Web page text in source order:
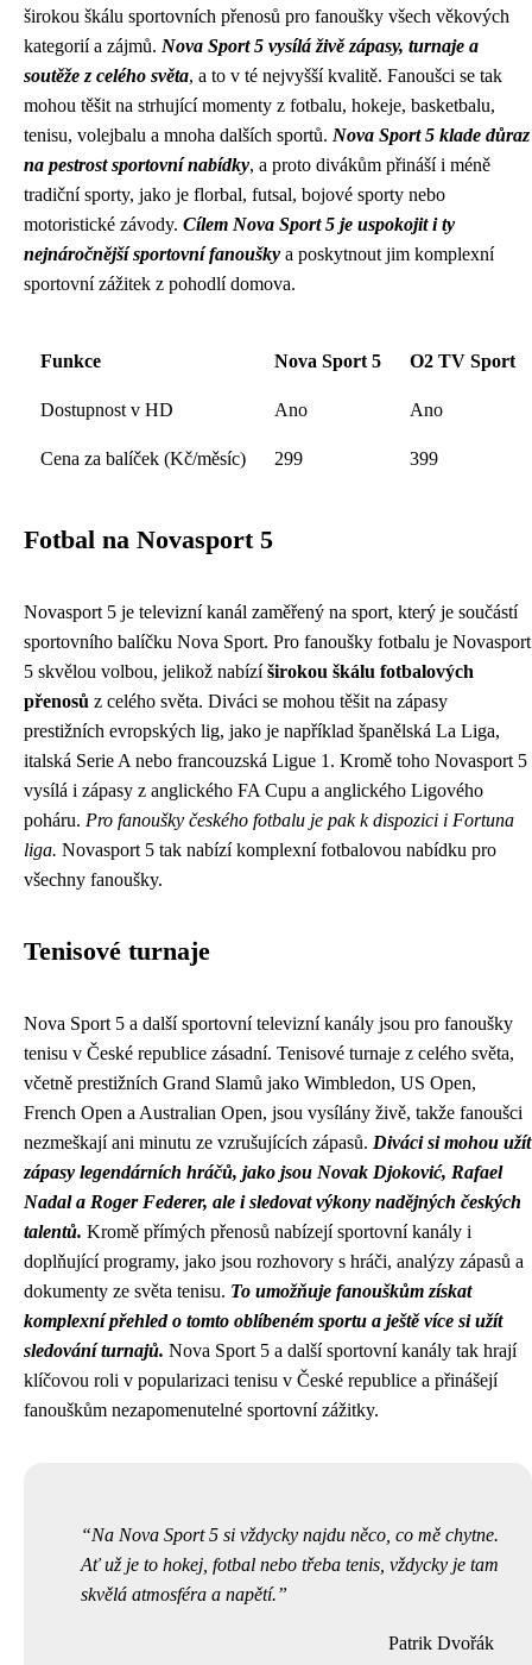
širokou škálu sportovních přenosů pro fanoušky všech věkových
kategorií a zájmů. Nova Sport 5 vysílá živě zápasy, turnaje a
soutěže z celého světa, a to v té nejvyšší kvalitě. Fanoušci se tak
mohou těšit na strhující momenty z fotbalu, hokeje, basketbalu,
tenisu, volejbalu a mnoha dalších sportů. Nova Sport 5 klade důraz
na pestrost sportovní nabídky, a proto divákům přináší i méně
tradiční sporty, jako je florbal, futsal, bojové sporty nebo
motoristické závody. Cílem Nova Sport 5 je uspokojit i ty
nejnáročnější sportovní fanoušky a poskytnout jim komplexní
sportovní zážitek z pohodlí domova.
Funkce Nova Sport 5 O2 TV Sport
Dostupnost v HD Ano Ano
Cena za balíček (Kč/měsíc) 299 399
Fotbal na Novasport 5
Novasport 5 je televizní kanál zaměřený na sport, který je součástí
sportovního balíčku Nova Sport. Pro fanoušky fotbalu je Novasport
5 skvělou volbou, jelikož nabízíširokou škálu fotbalových
přenosů z celého světa. Diváci se mohou těšit na zápasy
prestižních evropských lig, jako je například španělská La Liga,
italská Serie A nebo francouzská Ligue 1. Kromě toho Novasport 5
vysílá i zápasy z anglického FA Cupu a anglického Ligového
poháru. Pro fanoušky českého fotbalu je pak k dispozici i Fortuna
liga. Novasport 5 tak nabízí komplexní fotbalovou nabídku pro
všechny fanoušky.
Tenisové turnaje
Nova Sport 5 a další sportovní televizní kanály jsou pro fanoušky
tenisu v České republice zásadní. Tenisové turnaje z celého světa,
včetně prestižních Grand Slamů jako Wimbledon, US Open,
French Open a Australian Open, jsou vysílány živě, takže fanoušci
nezmeškají ani minutu ze vzrušujících zápasů. Diváci si mohou užít
zápasy legendárních hráčů, jako jsou Novak Djoković, Rafael
Nadal a Roger Federer, ale i sledovat výkony nadějných českých
talentů. Kromě přímých přenosů nabízejí sportovní kanály i
doplňující programy, jako jsou rozhovory s hráči, analýzy zápasů a
dokumenty ze světa tenisu. To umožňuje fanouškům získat
komplexní přehled o tomto oblíbeném sportu a ještě více si užít
sledování turnajů. Nova Sport 5 a další sportovní kanály tak hrají
klíčovou roli v popularizaci tenisu v České republice a přinášejí
fanouškům nezapomenutelné sportovní zážitky.
Na Nova Sport 5 si vždycky najdu něco, co mě chytne.
Ať už je to hokej, fotbal nebo třeba tenis, vždycky je tam
skvělá atmosféra a napětí.
Patrik Dvořák